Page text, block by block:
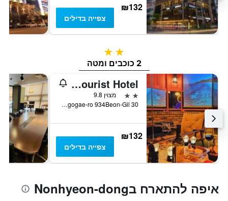
₪132
צפייה בדילים
2 כוכבים
2 כוכבים ומטה
Polo Tourist Hotel
2 כוכבים
מצוין 9.8
30 Aenggogae-ro 934Beon-Gil, אינצ'ון, דרום קוריאה
₪132
צפייה בדילים
איפה להתארח בNonhyeon-dong